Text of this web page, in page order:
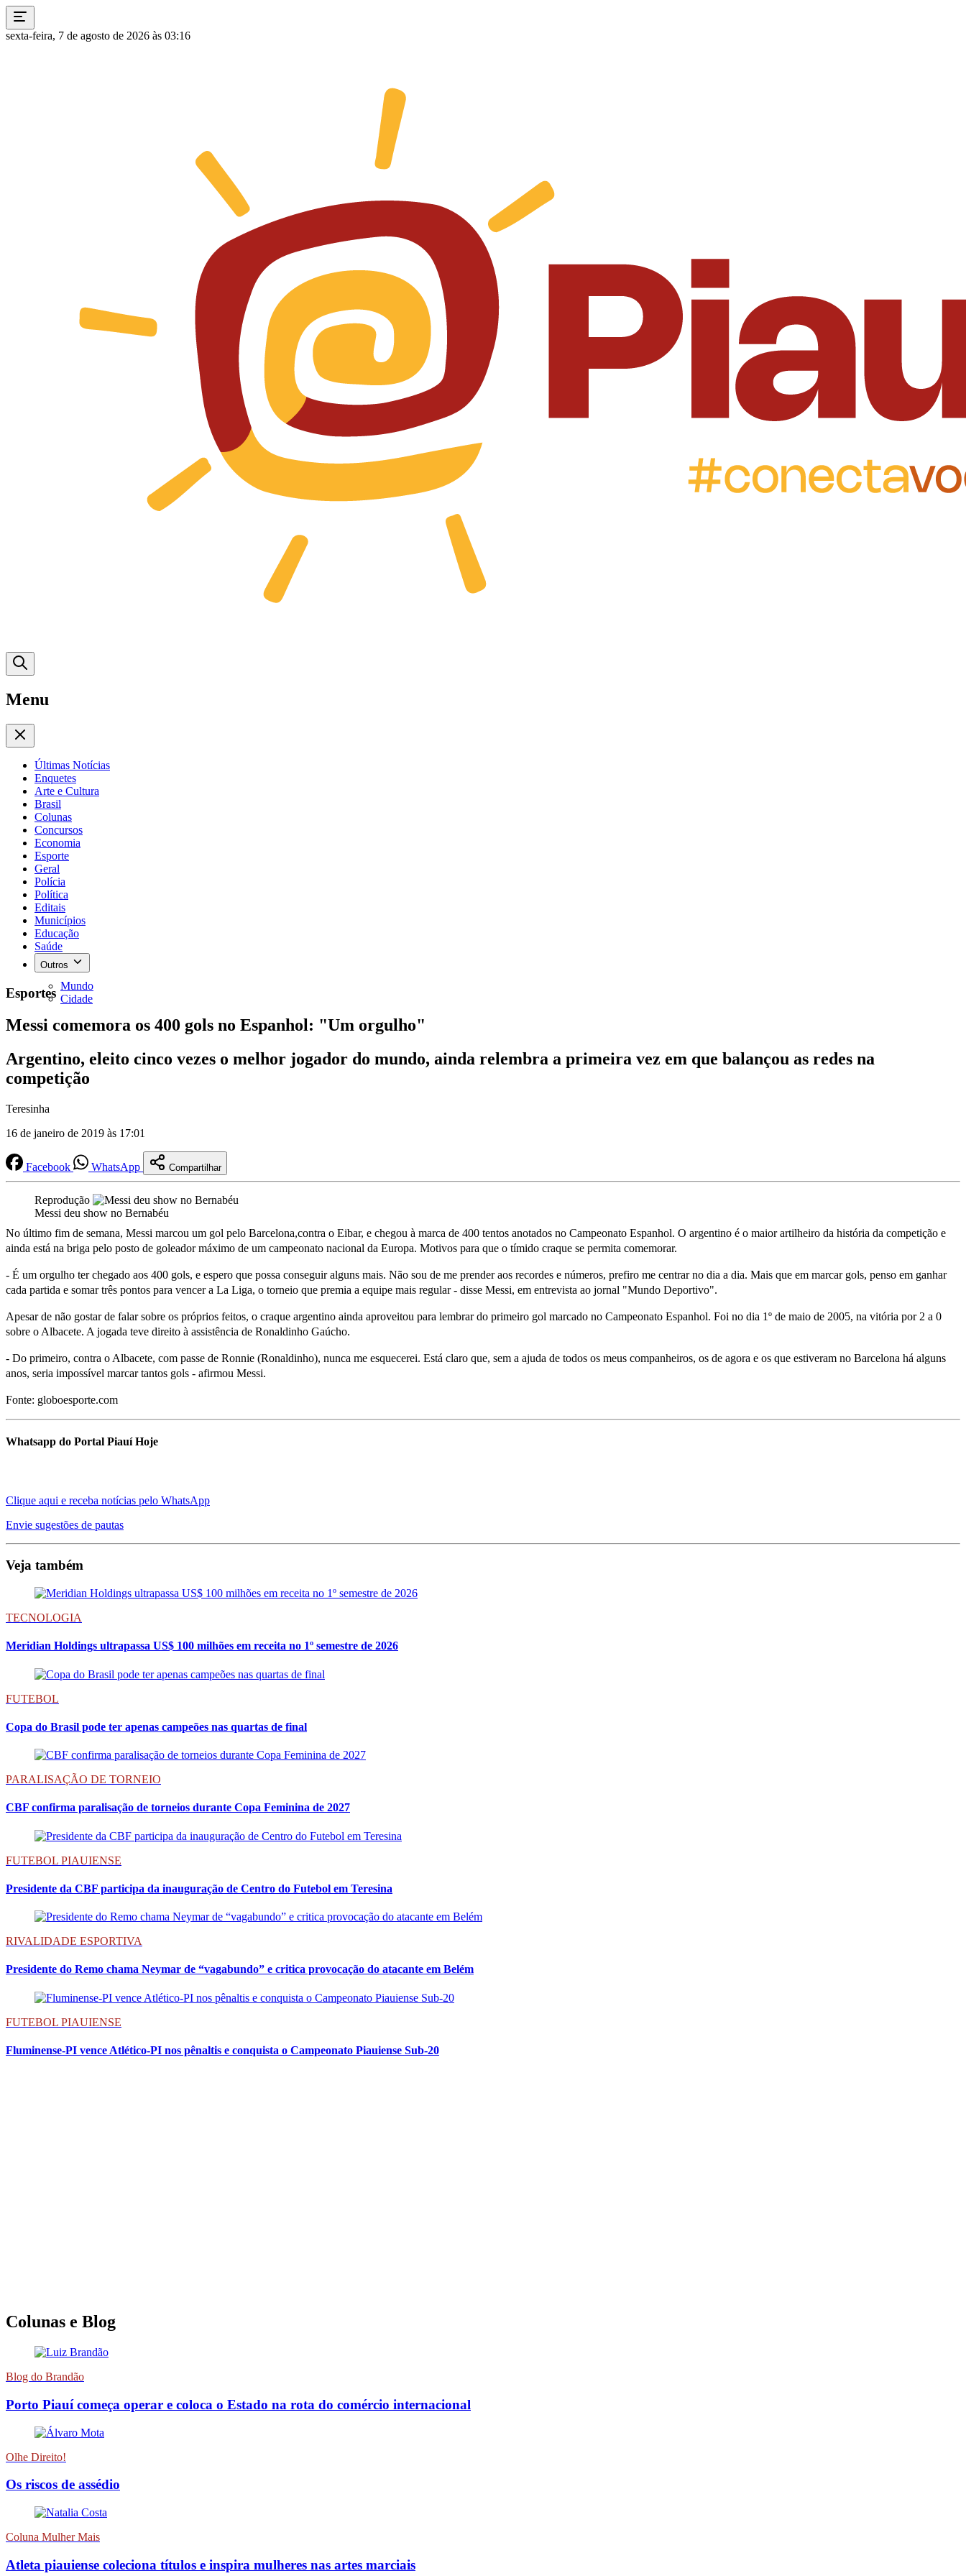
sexta-feira, 7 de agosto de 2026 às 03:16
Menu
Últimas Notícias
Enquetes
Arte e Cultura
Brasil
Colunas
Concursos
Economia
Esporte
Geral
Polícia
Política
Editais
Municípios
Educação
Saúde
Outros
Mundo
Cidade
Esportes
Messi comemora os 400 gols no Espanhol: "Um orgulho"
Argentino, eleito cinco vezes o melhor jogador do mundo, ainda relembra a primeira vez em que balançou as redes na
competição
Teresinha
16 de janeiro de 2019 às 17:01
Facebook WhatsApp Compartilhar
Reprodução
Messi deu show no Bernabéu
No último fim de semana, Messi marcou um gol pelo Barcelona,contra o Eibar, e chegou à marca de 400 tentos anotados no Campeonato Espanhol. O argentino é o maior artilheiro da história da competição e
ainda está na briga pelo posto de goleador máximo de um campeonato nacional da Europa. Motivos para que o tímido craque se permita comemorar.
- É um orgulho ter chegado aos 400 gols, e espero que possa conseguir alguns mais. Não sou de me prender aos recordes e números, prefiro me centrar no dia a dia. Mais que em marcar gols, penso em ganhar
cada partida e somar três pontos para vencer a La Liga, o torneio que premia a equipe mais regular - disse Messi, em entrevista ao jornal "Mundo Deportivo".
Apesar de não gostar de falar sobre os próprios feitos, o craque argentino ainda aproveitou para lembrar do primeiro gol marcado no Campeonato Espanhol. Foi no dia 1º de maio de 2005, na vitória por 2 a 0
sobre o Albacete. A jogada teve direito à assistência de Ronaldinho Gaúcho.
- Do primeiro, contra o Albacete, com passe de Ronnie (Ronaldinho), nunca me esquecerei. Está claro que, sem a ajuda de todos os meus companheiros, os de agora e os que estiveram no Barcelona há alguns
anos, seria impossível marcar tantos gols - afirmou Messi.
Fonte: globoesporte.com
Whatsapp do Portal Piauí Hoje
Clique aqui e receba notícias pelo WhatsApp
Envie sugestões de pautas
Veja também
TECNOLOGIA
Meridian Holdings ultrapassa US$ 100 milhões em receita no 1º semestre de 2026
FUTEBOL
Copa do Brasil pode ter apenas campeões nas quartas de final
PARALISAÇÃO DE TORNEIO
CBF confirma paralisação de torneios durante Copa Feminina de 2027
FUTEBOL PIAUIENSE
Presidente da CBF participa da inauguração de Centro do Futebol em Teresina
RIVALIDADE ESPORTIVA
Presidente do Remo chama Neymar de “vagabundo” e critica provocação do atacante em Belém
FUTEBOL PIAUIENSE
Fluminense-PI vence Atlético-PI nos pênaltis e conquista o Campeonato Piauiense Sub-20
Colunas e Blog
Blog do Brandão
Porto Piauí começa operar e coloca o Estado na rota do comércio internacional
Olhe Direito!
Os riscos de assédio
Coluna Mulher Mais
Atleta piauiense coleciona títulos e inspira mulheres nas artes marciais